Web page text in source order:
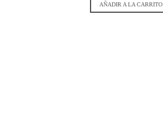
AÑADIR A LA CARRITO